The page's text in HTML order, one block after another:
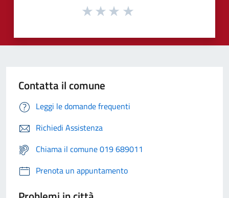
Contatta il comune
Leggi le domande frequenti
Richiedi Assistenza
Chiama il comune 019 689011
Prenota un appuntamento